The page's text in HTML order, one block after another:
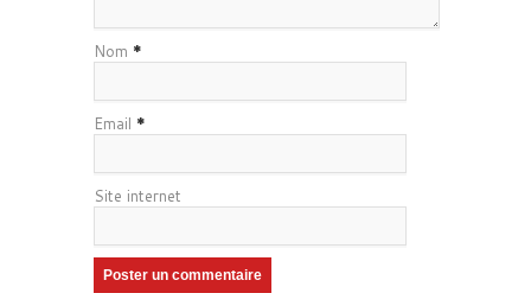
Nom *
Email *
Site internet